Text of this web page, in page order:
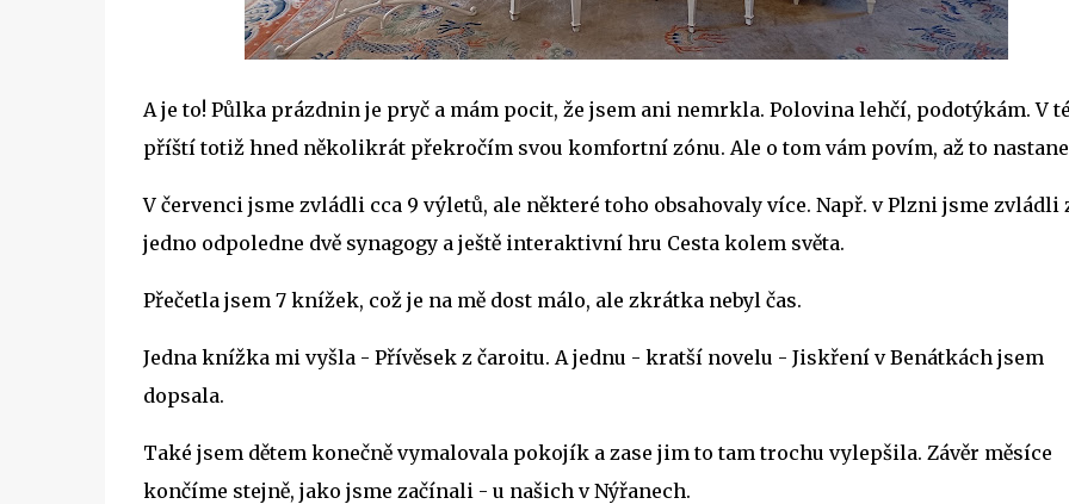
A je to! Půlka prázdnin je pryč a mám pocit, že jsem ani nemrkla. Polovina lehčí, podotýkám. V té
příští totiž hned několikrát překročím svou komfortní zónu. Ale o tom vám povím, až to
V červenci jsme zvládli cca 9 výletů, ale některé toho obsahovaly více. Např. v Plzni jsme zvládli
jedno odpoledne dvě synagogy a ještě interaktivní hru Cesta kolem světa.
Přečetla jsem 7 knížek, což je na mě dost málo, ale zkrátka nebyl čas.
Jedna knížka mi vyšla - Přívěsek z čaroitu. A jednu - kratší novelu - Jiskření v Benátkách jsem
dopsala.
Také jsem dětem konečně vymalovala pokojík a zase jim to tam trochu vylepšila. Závěr měsíce
končíme stejně, jako jsme začínali - u našich v Nýřanech.